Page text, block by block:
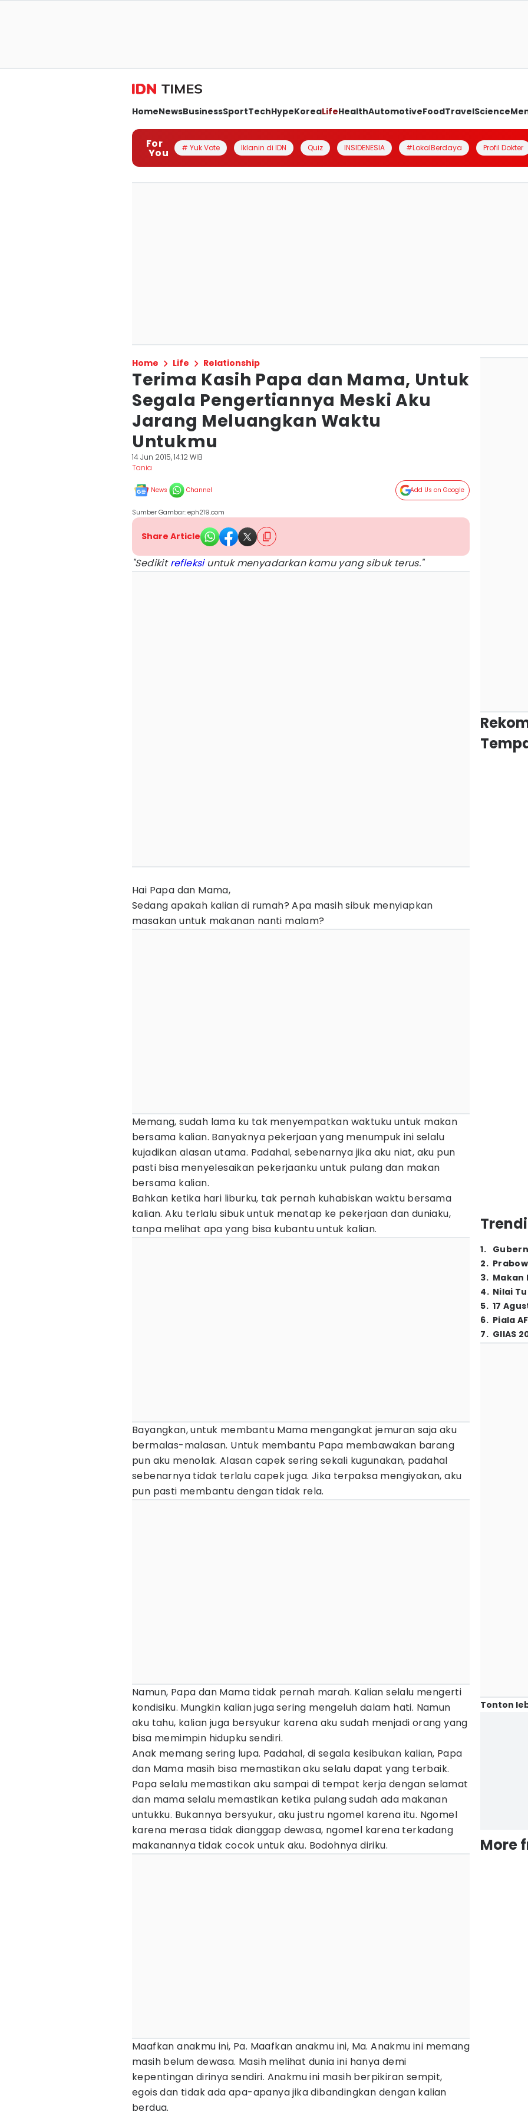
HomeNewsBusinessSportTechHypeKoreaLifeHealthAutomotiveFoodTravelScience
For
You # Yuk Vote Iklanin di IDN Quiz INSIDENESIA #LokalBerdaya Profil Dokter
Home Life Relationship
Terima Kasih Papa dan Mama, Untuk
Segala Pengertiannya Meski Aku
Jarang Meluangkan Waktu
Untukmu
14 Jun 2015, 14:12 WIB
Tania
News Channel Add Us on Google
Sumber Gambar: eph219.com
Share Article
"Sedikitrefleksiuntuk menyadarkan kamu yang sibuk terus."
Hai Papa dan Mama,
Sedang apakah kalian di rumah? Apa masih sibuk menyiapkan
masakan untuk makanan nanti malam?
Memang, sudah lama ku tak menyempatkan waktuku untuk makan
bersama kalian. Banyaknya pekerjaan yang menumpuk ini selalu
kujadikan alasan utama. Padahal, sebenarnya jika aku niat, aku pun
pasti bisa menyelesaikan pekerjaanku untuk pulang dan makan
bersama kalian.
Bahkan ketika hari liburku, tak pernah kuhabiskan waktu bersama
kalian. Aku terlalu sibuk untuk menatap ke pekerjaan dan duniaku,
tanpa melihat apa yang bisa kubantu untuk kalian.
Bayangkan, untuk membantu Mama mengangkat jemuran saja aku
bermalas-malasan. Untuk membantu Papa membawakan barang
pun aku menolak. Alasan capek sering sekali kugunakan, padahal
sebenarnya tidak terlalu capek juga. Jika terpaksa mengiyakan, aku
pun pasti membantu dengan tidak rela.
Namun, Papa dan Mama tidak pernah marah. Kalian selalu mengerti
kondisiku. Mungkin kalian juga sering mengeluh dalam hati. Namun
aku tahu, kalian juga bersyukur karena aku sudah menjadi orang yang
bisa memimpin hidupku sendiri.
Anak memang sering lupa. Padahal, di segala kesibukan kalian, Papa
dan Mama masih bisa memastikan aku selalu dapat yang terbaik.
Papa selalu memastikan aku sampai di tempat kerja dengan selamat
dan mama selalu memastikan ketika pulang sudah ada makanan
untukku. Bukannya bersyukur, aku justru ngomel karena itu. Ngomel
karena merasa tidak dianggap dewasa, ngomel karena terkadang
makanannya tidak cocok untuk aku. Bodohnya diriku.
Maafkan anakmu ini, Pa. Maafkan anakmu ini, Ma. Anakmu ini memang
masih belum dewasa. Masih melihat dunia ini hanya demi
kepentingan dirinya sendiri. Anakmu ini masih berpikiran sempit,
egois dan tidak ada apa-apanya jika dibandingkan dengan kalian
berdua.
1.
2.
3. Makan
4. Nilai
5. 17
6. Piala
7. GIIAS
Tonton
More